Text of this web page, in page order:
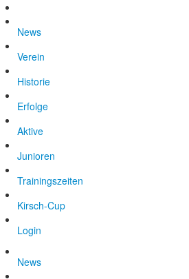
News
Verein
Historie
Erfolge
Aktive
Junioren
Trainingszeiten
Kirsch-Cup
Login
News